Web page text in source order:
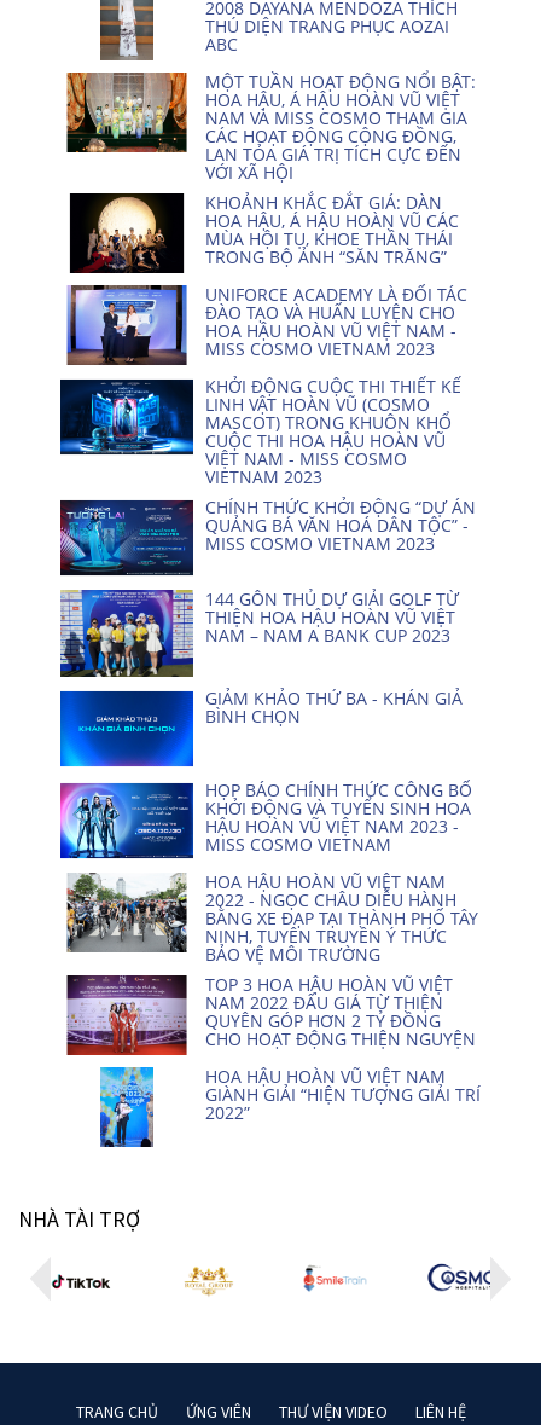
2008 DAYANA MENDOZA THÍCH
THÚ DIỆN TRANG PHỤC AOZAI
ABC
MỘT TUẦN HOẠT ĐỘNG NỔI BẬT:
HOA HẬU, Á HẬU HOÀN VŨ VIỆT
NAM VÀ MISS COSMO THAM GIA
CÁC HOẠT ĐỘNG CỘNG ĐỒNG,
LAN TỎA GIÁ TRỊ TÍCH CỰC ĐẾN
VỚI XÃ HỘI
KHOẢNH KHẮC ĐẮT GIÁ: DÀN
HOA HẬU, Á HẬU HOÀN VŨ CÁC
MÙA HỘI TỤ, KHOE THẦN THÁI
TRONG BỘ ẢNH “SĂN TRĂNG”
UNIFORCE ACADEMY LÀ ĐỐI TÁC
ĐÀO TẠO VÀ HUẤN LUYỆN CHO
HOA HẬU HOÀN VŨ VIỆT NAM -
MISS COSMO VIETNAM 2023
KHỞI ĐỘNG CUỘC THI THIẾT KẾ
LINH VẬT HOÀN VŨ (COSMO
MASCOT) TRONG KHUÔN KHỔ
CUỘC THI HOA HẬU HOÀN VŨ
VIỆT NAM - MISS COSMO
VIETNAM 2023
CHÍNH THỨC KHỞI ĐỘNG “DỰ ÁN
QUẢNG BÁ VĂN HOÁ DÂN TỘC” -
MISS COSMO VIETNAM 2023
144 GÔN THỦ DỰ GIẢI GOLF TỪ
THIỆN HOA HẬU HOÀN VŨ VIỆT
NAM – NAM A BANK CUP 2023
GIẢM KHẢO THỨ BA - KHÁN GIẢ
BÌNH CHỌN
HỌP BÁO CHÍNH THỨC CÔNG BỐ
KHỞI ĐỘNG VÀ TUYỂN SINH HOA
HẬU HOÀN VŨ VIỆT NAM 2023 -
MISS COSMO VIETNAM
HOA HẬU HOÀN VŨ VIỆT NAM
2022 - NGỌC CHÂU DIỄU HÀNH
BẰNG XE ĐẠP TẠI THÀNH PHỐ TÂY
NINH, TUYÊN TRUYỀN Ý THỨC
BẢO VỆ MÔI TRƯỜNG
TOP 3 HOA HẬU HOÀN VŨ VIỆT
NAM 2022 ĐẤU GIÁ TỪ THIỆN
QUYÊN GÓP HƠN 2 TỶ ĐỒNG
CHO HOẠT ĐỘNG THIỆN NGUYỆN
HOA HẬU HOÀN VŨ VIỆT NAM
GIÀNH GIẢI “HIỆN TƯỢNG GIẢI TRÍ
2022”
NHÀ TÀI TRỢ
TRANG CHỦ ỨNG VIÊN THƯ VIỆN VIDEO LIÊN HỆ